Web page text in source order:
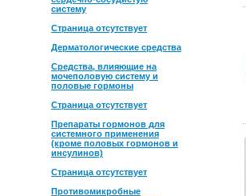
систему
Страница отсутствует
Дерматологические средства
Средства, влияющие на
мочеполовую систему и
половые гормоны
Страница отсутствует
Препараты гормонов для
системного применения
(кроме половых гормонов и
инсулинов)
Страница отсутствует
Противомикробные